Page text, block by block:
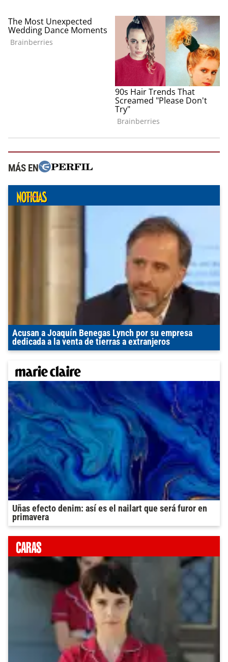
MÁS EN
Acusan a Joaquín Benegas Lynch por su empresa
dedicada a la venta de tierras a extranjeros
Uñas efecto denim: así es el nailart que será furor en
primavera